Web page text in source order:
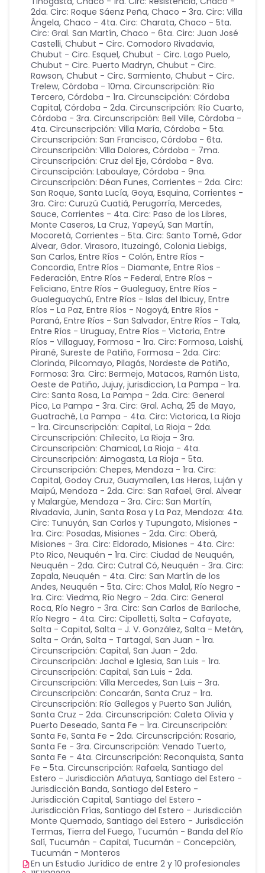
2da. Circ: Roque Sáenz Peña, Chaco - 3ra. Circ: Villa
Ángela, Chaco - 4ta. Circ: Charata, Chaco - 5ta.
Circ: Gral. San Martín, Chaco - 6ta. Circ: Juan José
Castelli, Chubut - Circ. Comodoro Rivadavia,
Chubut - Circ. Esquel, Chubut - Circ. Lago Puelo,
Chubut - Circ. Puerto Madryn, Chubut - Circ.
Rawson, Chubut - Circ. Sarmiento, Chubut - Circ.
Trelew, Córdoba - 10ma. Circunscripción: Río
Tercero, Córdoba - 1ra. Circunscipción: Córdoba
Capital, Córdoba - 2da. Circunscripción: Río Cuarto,
Córdoba - 3ra. Circunscripción: Bell Ville, Córdoba -
4ta. Circunscripción: Villa María, Córdoba - 5ta.
Circunscripción: San Francisco, Córdoba - 6ta.
Circunscripción: Villa Dolores, Córdoba - 7ma.
Circunscripción: Cruz del Eje, Córdoba - 8va.
Circunscipción: Laboulaye, Córdoba - 9na.
Circunscripción: Déan Funes, Corrientes - 2da. Circ:
San Roque, Santa Lucía, Goya, Esquina, Corrientes -
3ra. Circ: Curuzú Cuatiá, Perugorría, Mercedes,
Sauce, Corrientes - 4ta. Circ: Paso de los Libres,
Monte Caseros, La Cruz, Yapeyú, San Martín,
Mocoretá, Corrientes - 5ta. Circ: Santo Tomé, Gdor
Alvear, Gdor. Virasoro, Ituzaingó, Colonia Liebigs,
San Carlos, Entre Ríos - Colón, Entre Ríos -
Concordia, Entre Ríos - Diamante, Entre Ríos -
Federación, Entre Ríos - Federal, Entre Ríos -
Feliciano, Entre Ríos - Gualeguay, Entre Ríos -
Gualeguaychú, Entre Ríos - Islas del Ibicuy, Entre
Ríos - La Paz, Entre Ríos - Nogoyá, Entre Ríos -
Paraná, Entre Ríos - San Salvador, Entre Ríos - Tala,
Entre Ríos - Uruguay, Entre Ríos - Victoria, Entre
Ríos - Villaguay, Formosa - 1ra. Circ: Formosa, Laishí,
Pirané, Sureste de Patiño, Formosa - 2da. Circ:
Clorinda, Pilcomayo, Pilagás, Nordeste de Patiño,
Formosa: 3ra. Circ: Bermejo, Matacos, Ramón Lista,
Oeste de Patiño, Jujuy, jurisdiccion, La Pampa - 1ra.
Circ: Santa Rosa, La Pampa - 2da. Circ: General
Pico, La Pampa - 3ra. Circ: Gral. Acha, 25 de Mayo,
Guatraché, La Pampa - 4ta. Circ: Victorica, La Rioja
- 1ra. Circunscripción: Capital, La Rioja - 2da.
Circunscripción: Chilecito, La Rioja - 3ra.
Circunscripción: Chamical, La Rioja - 4ta.
Circunscripción: Aimogasta, La Rioja - 5ta.
Circunscripción: Chepes, Mendoza - 1ra. Circ:
Capital, Godoy Cruz, Guaymallen, Las Heras, Luján y
Maipú, Mendoza - 2da. Circ: San Rafael, Gral. Alvear
y Malargüe, Mendoza - 3ra. Circ: San Martín,
Rivadavia, Junin, Santa Rosa y La Paz, Mendoza: 4ta.
Circ: Tunuyán, San Carlos y Tupungato, Misiones -
1ra. Circ: Posadas, Misiones - 2da. Circ: Oberá,
Misiones - 3ra. Circ: Eldorado, Misiones - 4ta. Circ:
Pto Rico, Neuquén - 1ra. Circ: Ciudad de Neuquén,
Neuquén - 2da. Circ: Cutral Có, Neuquén - 3ra. Circ:
Zapala, Neuquén - 4ta. Circ: San Martín de los
Andes, Neuquén - 5ta. Circ: Chos Malal, Río Negro -
1ra. Circ: Viedma, Río Negro - 2da. Circ: General
Roca, Río Negro - 3ra. Circ: San Carlos de Bariloche,
Río Negro - 4ta. Circ: Cipolletti, Salta - Cafayate,
Salta - Capital, Salta - J. V. González, Salta - Metán,
Salta - Orán, Salta - Tartagal, San Juan - 1ra.
Circunscripción: Capital, San Juan - 2da.
Circunscripción: Jachal e Iglesia, San Luis - 1ra.
Circunscripción: Capital, San Luis - 2da.
Circunscripción: Villa Mercedes, San Luis - 3ra.
Circunscripción: Concarán, Santa Cruz - 1ra.
Circunscripción: Río Gallegos y Puerto San Julián,
Santa Cruz - 2da. Circunscripción: Caleta Olivia y
Puerto Deseado, Santa Fe - 1ra. Circunscripción:
Santa Fe, Santa Fe - 2da. Circunscripción: Rosario,
Santa Fe - 3ra. Circunscripción: Venado Tuerto,
Santa Fe - 4ta. Circunscripción: Reconquista, Santa
Fe - 5ta. Circunscripción: Rafaela, Santiago del
Estero - Jurisdicción Añatuya, Santiago del Estero -
Jurisdicción Banda, Santiago del Estero -
Jurisdicción Capital, Santiago del Estero -
Jurisdicción Frías, Santiago del Estero - Jurisdicción
Monte Quemado, Santiago del Estero - Jurisdicción
Termas, Tierra del Fuego, Tucumán - Banda del Río
Salí, Tucumán - Capital, Tucumán - Concepción,
Tucumán - Monteros
En un Estudio Jurídico de entre 2 y 10 profesionales